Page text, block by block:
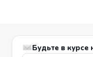
Будьте в курсе